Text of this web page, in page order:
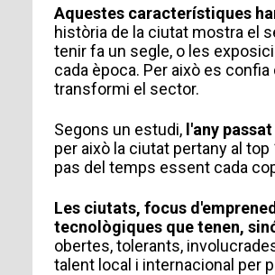
Aquestes característiques
història de la ciutat mostra el
tenir fa un segle, o les
cada època. Per això es
transformi el sector.
Segons un estudi, l'any
per això la ciutat pertany al
pas del temps essent cada
Les ciutats, focus
tecnològiques que tenen,
obertes, tolerants,
talent local i internacional per
TIPUS DE
Missatge